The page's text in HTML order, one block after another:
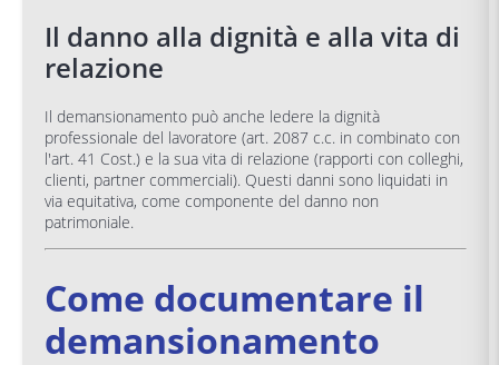
Il danno alla dignità e alla vita di
relazione
Il demansionamento può anche ledere la dignità
professionale del lavoratore (art. 2087 c.c. in combinato con
l'art. 41 Cost.) e la sua vita di relazione (rapporti con colleghi,
clienti, partner commerciali). Questi danni sono liquidati in
via equitativa, come componente del danno non
patrimoniale.
Come documentare il
demansionamento